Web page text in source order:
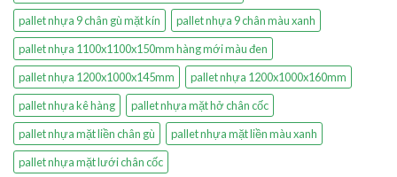
pallet nhựa 9 chân gù mặt kín
pallet nhựa 9 chân màu xanh
pallet nhựa 1100x1100x150mm hàng mới màu đen
pallet nhựa 1200x1000x145mm
pallet nhựa 1200x1000x160mm
pallet nhựa kê hàng
pallet nhựa mặt hở chân cốc
pallet nhựa mặt liền chân gù
pallet nhựa mặt liền màu xanh
pallet nhựa mặt lưới chân cốc